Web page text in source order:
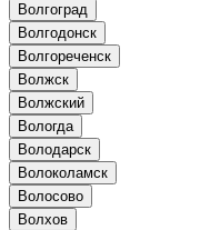
Волгоград
Волгодонск
Волгореченск
Волжск
Волжский
Вологда
Володарск
Волоколамск
Волосово
Волхов